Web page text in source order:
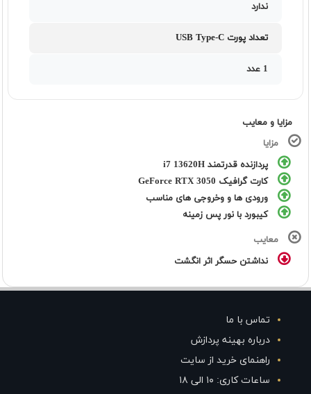
ندارد
تعداد پورت USB Type-C
1 عدد
مزایا و معایب
مزایا
پردازنده قدرتمند i7 13620H
کارت گرافیک GeForce RTX 3050
ورودی ها و وخروجی های مناسب
کیبورد با نور پس زمینه
معایب
نداشتن حسگر اثر انگشت
تماس با ما
درباره بهینه پردازش
راهنمای خرید از سایت
ساعات کاری: ۱۰ الی ۱۸